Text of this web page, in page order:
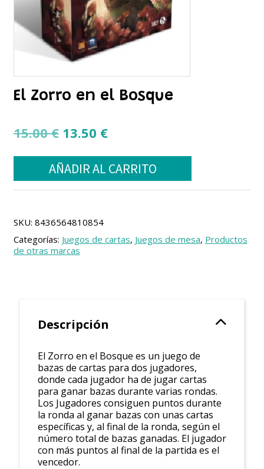
El Zorro en el Bosque
15.00€ El
original
era:
13.50 €El
actual
es:
en
cantidad
AÑADIR AL CARRITO
SKU: 8436564810854
Categorías: Juegos de cartas, Juegos de mesa, Productos
de otras marcas
Descripción
El Zorro en el Bosque es un juego de
bazas de cartas para dos jugadores,
donde cada jugador ha de jugar cartas
para ganar bazas durante varias rondas.
Los Jugadores consiguen puntos durante
la ronda al ganar bazas con unas cartas
específicas y, al final de la ronda, según el
número total de bazas ganadas. El jugador
con más puntos al final de la partida es el
vencedor.